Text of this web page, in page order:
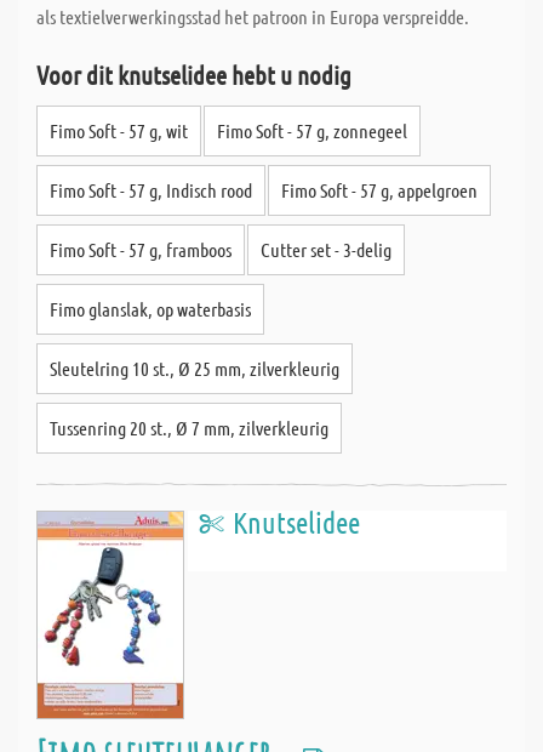
als textielverwerkingsstad het patroon in Europa verspreidde.
Voor dit knutselidee hebt u nodig
Fimo Soft - 57 g, wit Fimo Soft - 57 g, zonnegeel
Fimo Soft - 57 g, Indisch rood Fimo Soft - 57 g, appelgroen
Fimo Soft - 57 g, framboos Cutter set - 3-delig
Fimo glanslak, op waterbasis
Sleutelring 10 st., Ø 25 mm, zilverkleurig
Tussenring 20 st., Ø 7 mm, zilverkleurig
Knutselidee